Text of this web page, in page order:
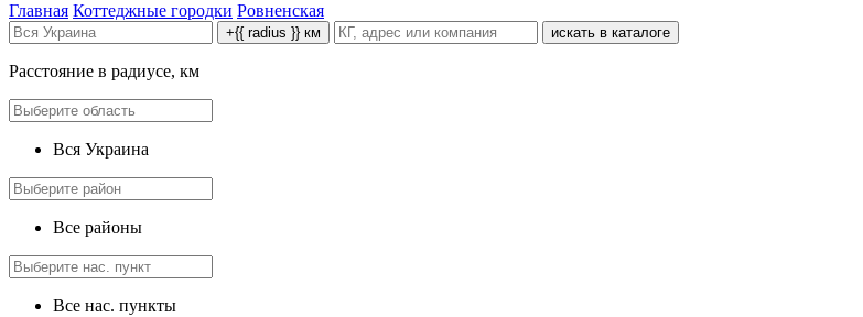
Главная Коттеджные городки Ровненская
+{{ radius }} км искать в каталоге
Расстояние в радиусе, км
Вся Украина
Все районы
Все нас. пункты